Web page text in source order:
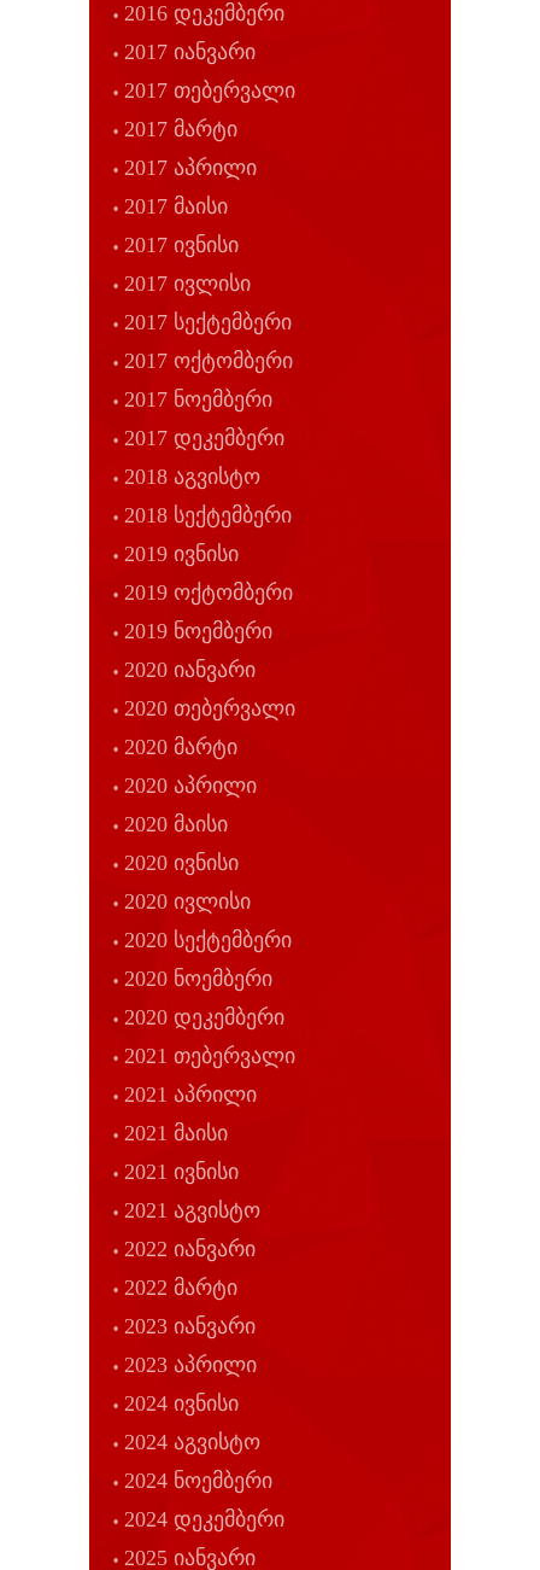
2016 დეკემბერი
2017 იანვარი
2017 თებერვალი
2017 მარტი
2017 აპრილი
2017 მაისი
2017 ივნისი
2017 ივლისი
2017 სექტემბერი
2017 ოქტომბერი
2017 ნოემბერი
2017 დეკემბერი
2018 აგვისტო
2018 სექტემბერი
2019 ივნისი
2019 ოქტომბერი
2019 ნოემბერი
2020 იანვარი
2020 თებერვალი
2020 მარტი
2020 აპრილი
2020 მაისი
2020 ივნისი
2020 ივლისი
2020 სექტემბერი
2020 ნოემბერი
2020 დეკემბერი
2021 თებერვალი
2021 აპრილი
2021 მაისი
2021 ივნისი
2021 აგვისტო
2022 იანვარი
2022 მარტი
2023 იანვარი
2023 აპრილი
2024 ივნისი
2024 აგვისტო
2024 ნოემბერი
2024 დეკემბერი
2025 იანვარი